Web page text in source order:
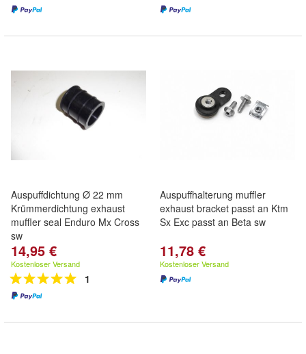
Auspuffdichtung Ø 22 mm
Krümmerdichtung exhaust
muffler seal Enduro Mx Cross
sw
14,95 €
Kostenloser Versand
1
Auspuffhalterung muffler
exhaust bracket passt an Ktm
Sx Exc passt an Beta sw
11,78 €
Kostenloser Versand